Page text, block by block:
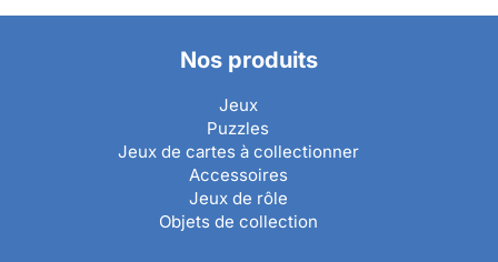
Nos produits
Jeux
Puzzles
Jeux de cartes à collectionner
Accessoires
Jeux de rôle
Objets de collection